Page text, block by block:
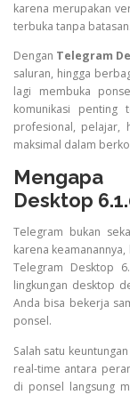
karena merupakan
terbuka tanpa batasan.
Dengan Telegram
saluran, hingga
lagi membuka
komunikasi
profesional, pelajar,
maksimal dalam
Mengapa
Desktop
Telegram bukan
karena
Telegram Desktop
lingkungan desktop
Anda bisa bekerja
ponsel.
Salah satu
real-time antara
di ponsel langsung